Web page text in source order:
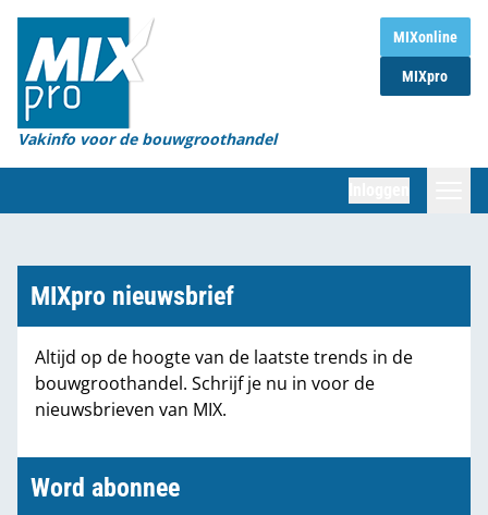
MIXonline
MIXpro
Vakinfo voor de bouwgroothandel
Home
Magazines
Organisaties
Marktcijfers
Partners
MIXpro nieuwsbrief
Altijd op de hoogte van de laatste trends in de
bouwgroothandel. Schrijf je nu in voor de
nieuwsbrieven van MIX.
Word abonnee